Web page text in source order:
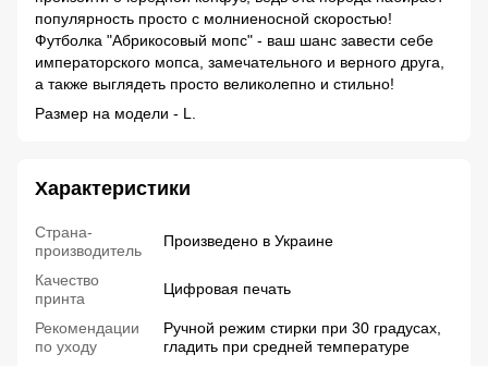
популярность просто с молниеносной скоростью!
Футболка "Абрикосовый мопс" - ваш шанс завести себе
императорского мопса, замечательного и верного друга,
а также выглядеть просто великолепно и стильно!
Размер на модели - L.
Характеристики
Страна-
производитель
Произведено в Украине
Качество
принта
Цифровая печать
Рекомендации
по уходу
Ручной режим стирки при 30 градусах,
гладить при средней температуре